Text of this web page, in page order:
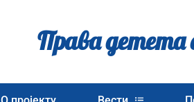
Права детета